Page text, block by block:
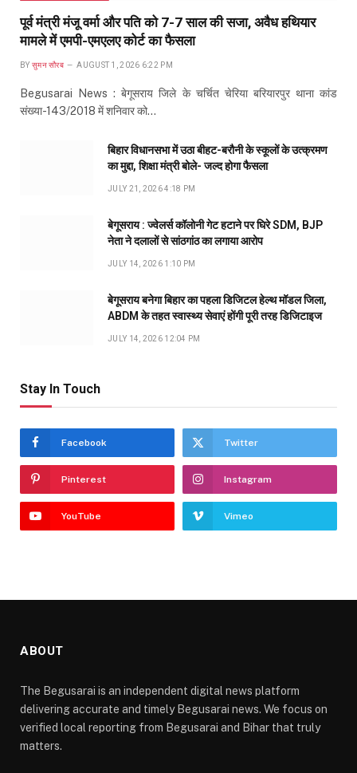
पूर्व मंत्री मंजू वर्मा और पति को 7-7 साल की सजा, अवैध हथियार
मामले में एमपी-एमएलए कोर्ट का फैसला
BY सुमन सौरब AUGUST 1, 2026 6:22 PM
Begusarai News : बेगूसराय जिले के चर्चित चेरिया बरियारपुर थाना कांड
संख्या-143/2018 में शनिवार को…
बिहार विधानसभा में उठा बीहट-बरौनी के स्कूलों के उत्क्रमण
का मुद्दा, शिक्षा मंत्री बोले- जल्द होगा फैसला
JULY 21, 2026 4:18 PM
बेगूसराय : ज्वेलर्स कॉलोनी गेट हटाने पर घिरे SDM, BJP
नेता ने दलालों से सांठगांठ का लगाया आरोप
JULY 14, 2026 1:10 PM
बेगूसराय बनेगा बिहार का पहला डिजिटल हेल्थ मॉडल जिला,
ABDM के तहत स्वास्थ्य सेवाएं होंगी पूरी तरह डिजिटाइज
JULY 14, 2026 12:04 PM
Stay In Touch
Facebook Twitter
Pinterest Instagram
YouTube Vimeo
ABOUT
The Begusarai is an independent digital news platform
delivering accurate and timely Begusarai news. We focus on
verified local reporting from Begusarai and Bihar that truly
matters.